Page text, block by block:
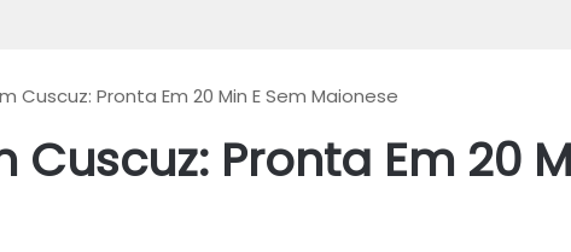
Cuscuz: Pronta Em 20 Min E Sem Maionese
Pronta Em 20